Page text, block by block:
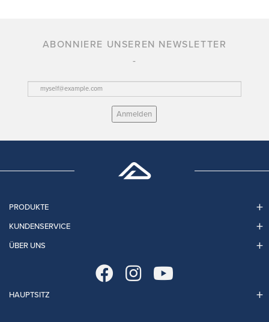
ABONNIERE UNSEREN NEWSLETTER
Anmelden
PRODUKTE
KUNDENSERVICE
ÜBER UNS
HAUPTSITZ